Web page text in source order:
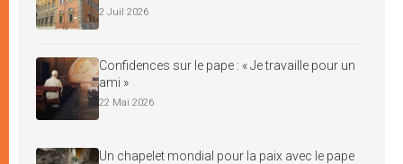
2 Juil 2026
Confidences sur le pape : « Je travaille pour un
ami »
22 Mai 2026
Un chapelet mondial pour la paix avec le pape